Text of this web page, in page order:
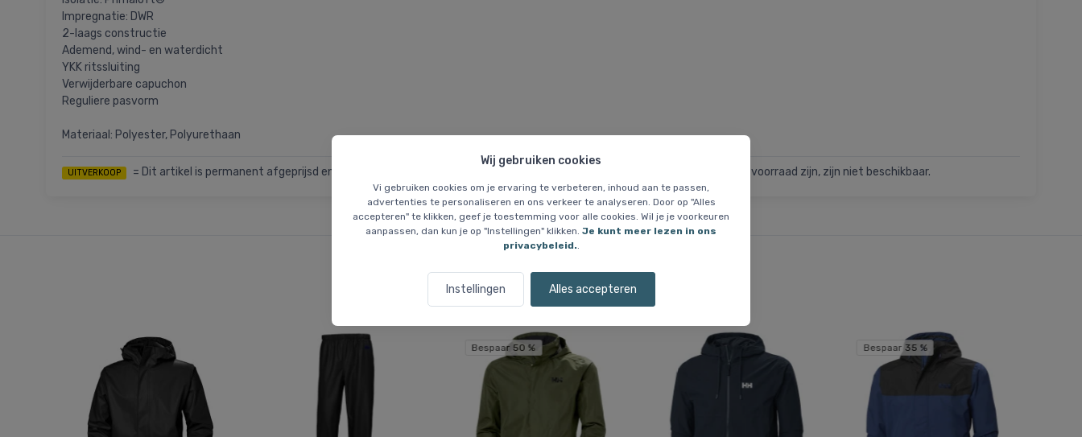
Wij gebruiken cookies
Vi gebruiken cookies om je ervaring te verbeteren, inhoud aan te passen,
advertenties te personaliseren en ons verkeer te analyseren. Door op "Alles
accepteren" te klikken, geef je toestemming voor alle cookies. Wil je je voorkeuren
aanpassen, dan kun je op "Instellingen" klikken. Je kunt meer lezen in ons
privacybeleid.
Instellingen Alles accepteren
Impregnatie: DWR
2-laags constructie
Ademend, wind- en waterdicht
YKK ritssluiting
Verwijderbare capuchon
Reguliere pasvorm
Materiaal: Polyester, Polyurethaan
UITVERKOOP = Dit artikel is permanent afgeprijsd en we krijgen er geen meer als de huidige voorraad is uitverkocht. Maten die niet op voorraad zijn, zijn niet beschikbaar.
Vergelijkbare items
Bespaar 50 % Bespaar 35 %